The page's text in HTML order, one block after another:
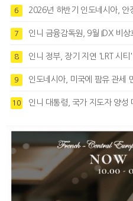
6 2026년 하반기 인도네시아, 안
7 인니 금융감독원, 9월 IDX 비상
8 인니 정부, 장기 지연 'LRT 시티'
9 인도네시아, 미국에 팜유 관세
10 인니 대통령, 국가 지도자 양성